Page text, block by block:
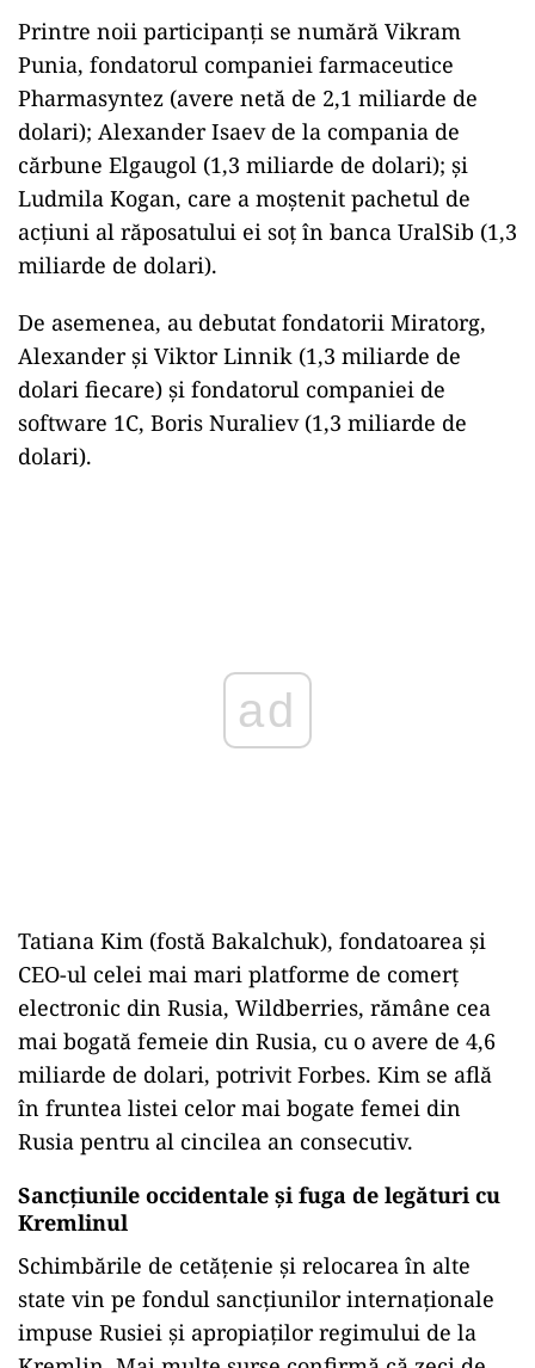
Printre noii participanți se numără Vikram
Punia, fondatorul companiei farmaceutice
Pharmasyntez (avere netă de 2,1 miliarde de
dolari); Alexander Isaev de la compania de
cărbune Elgaugol (1,3 miliarde de dolari); și
Ludmila Kogan, care a moștenit pachetul de
acțiuni al răposatului ei soț în banca UralSib (1,3
miliarde de dolari).
De asemenea, au debutat fondatorii Miratorg,
Alexander și Viktor Linnik (1,3 miliarde de
dolari fiecare) și fondatorul companiei de
software 1C, Boris Nuraliev (1,3 miliarde de
dolari).
ad
Tatiana Kim (fostă Bakalchuk), fondatoarea și
CEO-ul celei mai mari platforme de comerț
electronic din Rusia, Wildberries, rămâne cea
mai bogată femeie din Rusia, cu o avere de 4,6
miliarde de dolari, potrivit Forbes. Kim se află
în fruntea listei celor mai bogate femei din
Rusia pentru al cincilea an consecutiv.
Sancțiunile occidentale și fuga de legături cu
Kremlinul
Schimbările de cetățenie și relocarea în alte
state vin pe fondul sancțiunilor internaționale
impuse Rusiei și apropiaților regimului de la